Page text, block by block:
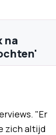
na
"Er
zich altijd